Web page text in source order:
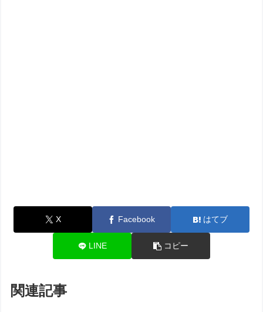
X Facebook はてブ
LINE コピー
関連記事